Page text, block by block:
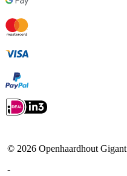
© 2026Openhaardhout Gigant
-